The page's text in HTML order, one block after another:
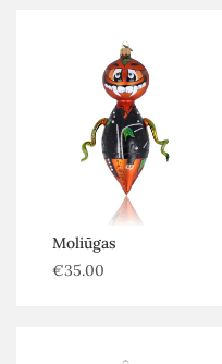
Moliūgas
€35.00